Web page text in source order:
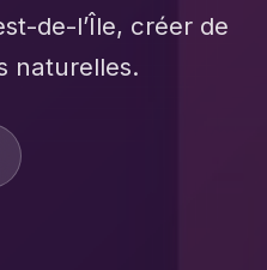
de-l’Île, créer de
naturelles.